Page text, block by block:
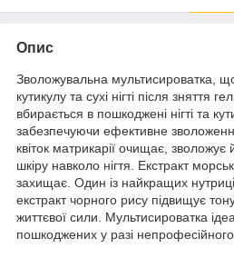
Опис
Зволожувальна мультисироватка,
кутикулу та сухі нігті після зняття
вбирається в пошкоджені нігті та
забезпечуючи ефективне
квіток матрикарії очищає, зволожує
шкіру навколо нігтя. Екстракт
захищає. Один із найкращих
екстракт чорного рису підвищує
життєвої сили. Мультисироватка
пошкоджених у разі непрофесійного